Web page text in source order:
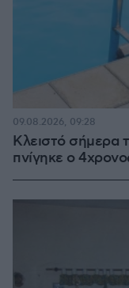
Κλειστό σήμερα
πνίγηκε ο
09.08.2026, 09:28